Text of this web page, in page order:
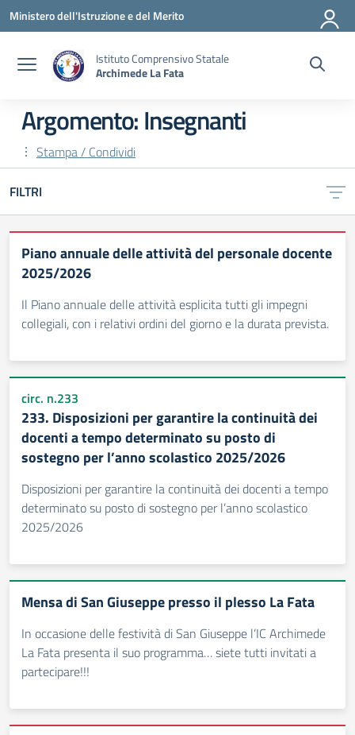
Vai ai contenuti
Vai al menu di navigazione
Vai al footer
Ministero dell'Istruzione e del Merito
Istituto Comprensivo Statale
Archimede La Fata
Argomento: Insegnanti
Stampa / Condividi
FILTRI
Piano annuale delle attività del personale docente
2025/2026
Il Piano annuale delle attività esplicita tutti gli impegni
collegiali, con i relativi ordini del giorno e la durata prevista.
circ. n.233
233. Disposizioni per garantire la continuità dei
docenti a tempo determinato su posto di
sostegno per l’anno scolastico 2025/2026
Disposizioni per garantire la continuità dei docenti a tempo
determinato su posto di sostegno per l’anno scolastico
2025/2026
Mensa di San Giuseppe presso il plesso La Fata
In occasione delle festività di San Giuseppe l’IC Archimede
La Fata presenta il suo programma… siete tutti invitati a
partecipare!!!